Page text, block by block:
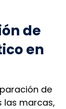
de
en
de
las marcas,